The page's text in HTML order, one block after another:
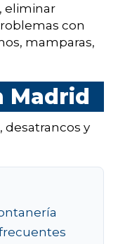
eliminar
con
mamparas,
Madrid
desatrancos y